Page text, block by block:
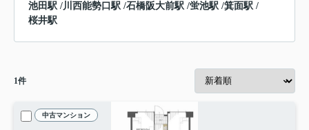
池田駅 /川西能勢口駅 /石橋阪大前駅 /蛍池駅 /箕面駅 /
桜井駅
1件
中古マンション